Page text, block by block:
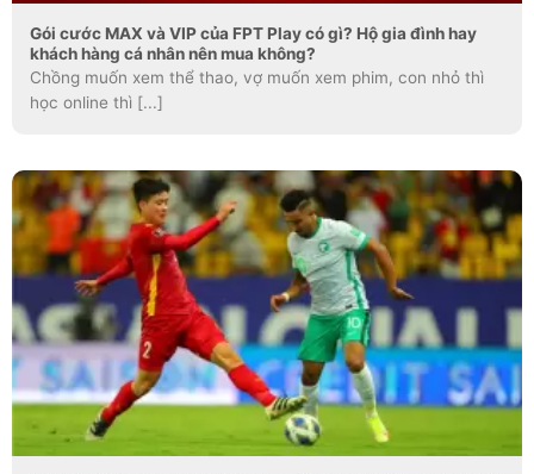
Gói cước MAX và VIP của FPT Play có gì? Hộ gia đình hay
khách hàng cá nhân nên mua không?
Chồng muốn xem thể thao, vợ muốn xem phim, con nhỏ thì
học online thì [...]